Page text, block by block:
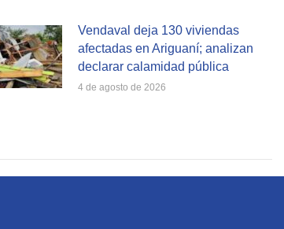
Vendaval deja 130 viviendas
afectadas en Ariguaní; analizan
declarar calamidad pública
4 de agosto de 2026